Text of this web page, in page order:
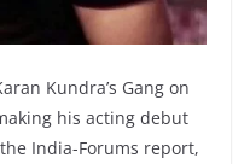
Kundra’s Gang on
his acting debut
India-Forums report,